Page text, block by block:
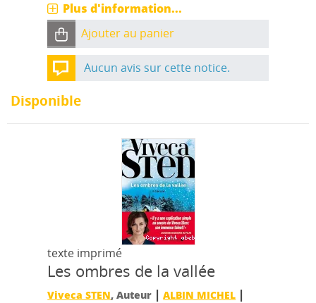
Plus d'information...
Ajouter au panier
Aucun avis sur cette notice.
Disponible
texte imprimé
Les ombres de la vallée
Viveca STEN, Auteur |ALBIN MICHEL |